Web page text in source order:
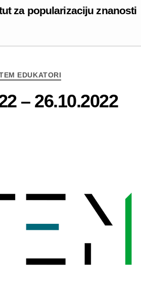
za popularizaciju znanosti
Categories
EDUKATORI
– 26.10.2022